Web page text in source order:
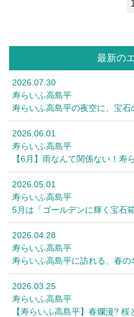
最新の
2026.07.30
寿らいふ高島平
寿らいふ高島平の夜空に、宝
2026.06.01
寿らいふ高島平
【6月】雨なんて関係ない！寿
2026.05.01
寿らいふ高島平
5月は「ゴールデンに輝く宝石
2026.04.28
寿らいふ高島平
寿らいふ高島平に訪れる、春
2026.03.25
寿らいふ高島平
【寿らいふ高島平】春爛漫? 桜